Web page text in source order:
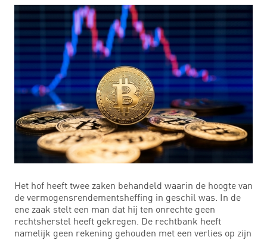
Het hof heeft twee zaken behandeld waarin de hoogte van
de vermogensrendementsheffing in geschil was. In de
ene zaak stelt een man dat hij ten onrechte geen
rechtsherstel heeft gekregen. De rechtbank heeft
namelijk geen rekening gehouden met een verlies op zijn